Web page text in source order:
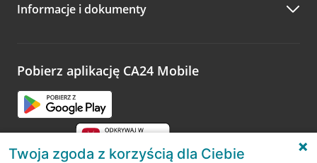
Zachęcamy do podzielenia się z nami opinią o wizycie.
opinie.
Informacje i dokumenty
Pobierz aplikację CA24 Mobile
Twoja zgoda z korzyścią dla Ciebie